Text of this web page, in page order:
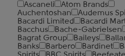
Ascaneli
Atom Brands
Auchentoshan
Audemus
Bacardi Limited
Bacardi
Bacchus
Bache-Gabrielsen
Bagrat Group
Baileys
Banks
Barbero Bardinet